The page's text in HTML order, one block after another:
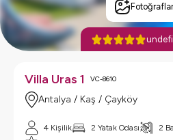
Villa Uras 1 VC-8610
Antalya / Kaş / Çayköy
4 Kişilik 2 Yatak Odası 2